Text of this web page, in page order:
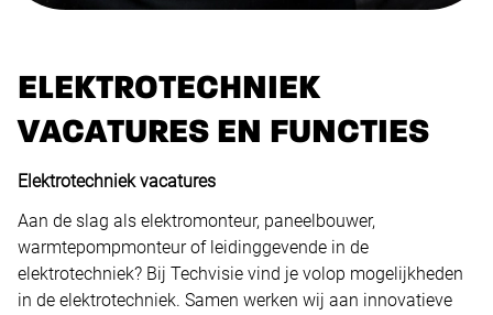
ELEKTROTECHNIEK
VACATURES EN FUNCTIES
Elektrotechniek vacatures
Aan de slag als elektromonteur, paneelbouwer,
warmtepompmonteur of leidinggevende in de
elektrotechniek? Bij Techvisie vind je volop mogelijkheden
in de elektrotechniek. Samen werken wij aan innovatieve